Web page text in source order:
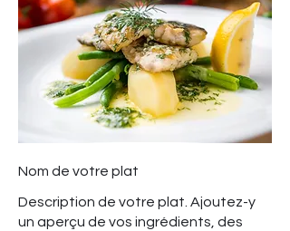
Nom de votre plat
Description de votre plat. Ajoutez-y
un aperçu de vos ingrédients, des